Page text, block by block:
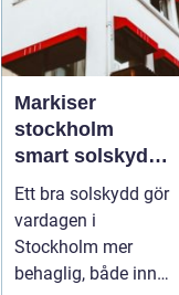
Markiser
stockholm
smart solskydd
för stadsliv och
uteplatser
Ett bra solskydd gör
vardagen i
Stockholm mer
behaglig, både inne